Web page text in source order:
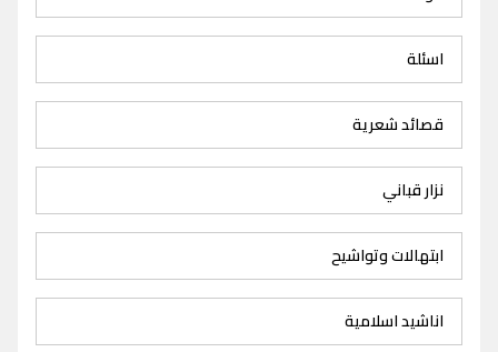
اسئلة
قصائد شعرية
نزار قباني
ابتهالات وتواشيح
اناشيد اسلامية